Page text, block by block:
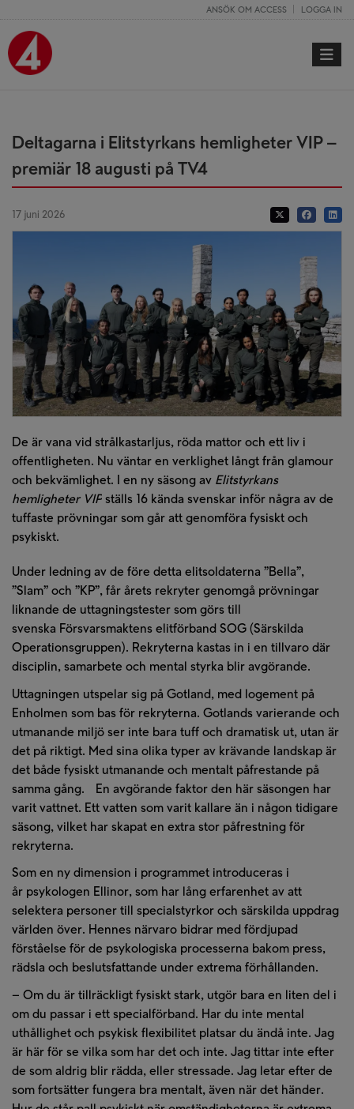
ANSÖK OM ACCESS LOGGA IN
Toggle
Deltagarna i Elitstyrkans hemligheter VIP –
premiär 18 augusti på TV4
17 juni 2026
De är vana vid strålkastarljus, röda mattor och ett liv i
offentligheten. Nu väntar en verklighet långt från glamour
och bekvämlighet. I en ny säsong av Elitstyrkans
hemligheter VIPställs 16 kända svenskar inför några av de
tuffaste prövningar som går att genomföra fysiskt och
psykiskt.
Under ledning av de före detta elitsoldaterna ”Bella”,
”Slam” och ”KP”, får årets rekryter genomgå prövningar
liknande de uttagningstester som görs till
svenska Försvarsmaktenselitförband SOG (Särskilda
Operationsgruppen). Rekryterna kastas in i en tillvaro där
disciplin, samarbete och mental styrka bliravgörande.
Uttagningen utspelar sig på Gotland, med logement på
Enholmen som bas för rekryterna. Gotlands varierande och
utmanande miljöser inte bara tuff och dramatisk ut, utan är
det på riktigt. Med sina olika typerav krävande landskapär
det både fysiskt utmanande och mentalt påfrestande på
samma gång.
En avgörande faktorden här säsongen har
varit vattnet. Ett vatten som varit kallare än i någon tidigare
säsong, vilket harskapat en extra stor påfrestning för
rekryterna.
Som en ny dimension i programmet introduceras i
år psykologen Ellinor, som har långerfarenhetav att
selektera personertill specialstyrkor och särskilda uppdrag
världen över. Hennes närvaro bidrar med fördjupad
förståelse för de psykologiska processerna bakom press,
rädsla och beslutsfattande under extrema förhållanden.
– Om du är tillräckligt fysiskt stark, utgör bara en liten del i
om du passar i ett specialförband. Har du inte mental
uthållighet och psykisk flexibilitet platsar du ändå inte. Jag
är här förse vilka som har det och inte. Jagtittar inte efter
de som aldrig blir rädda, eller stressade. Jag letar efter de
som fortsätter fungera bra mentalt, även när det händer.